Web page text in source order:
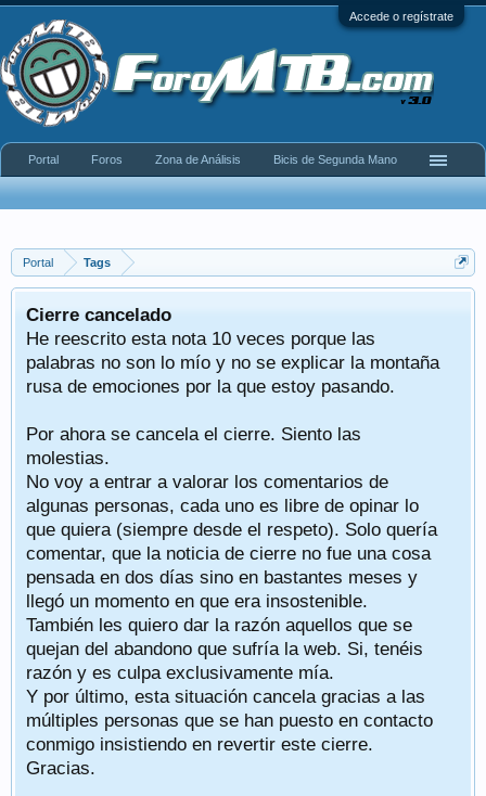
Accede o regístrate
Portal Tags
Cierre cancelado
He reescrito esta nota 10 veces porque las
palabras no son lo mío y no se explicar la montaña
rusa de emociones por la que estoy pasando.
Por ahora se cancela el cierre. Siento las
molestias.
No voy a entrar a valorar los comentarios de
algunas personas, cada uno es libre de opinar lo
que quiera (siempre desde el respeto). Solo quería
comentar, que la noticia de cierre no fue una cosa
pensada en dos días sino en bastantes meses y
llegó un momento en que era insostenible.
También les quiero dar la razón aquellos que se
quejan del abandono que sufría la web. Si, tenéis
razón y es culpa exclusivamente mía.
Y por último, esta situación cancela gracias a las
múltiples personas que se han puesto en contacto
conmigo insistiendo en revertir este cierre.
Gracias.
Portal Foros Zona de Análisis Bicis de Segunda Mano